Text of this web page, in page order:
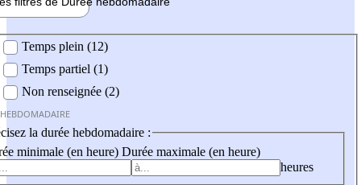
Temps plein (12)
Temps partiel (1)
Non renseignée (2)
la durée hebdomadaire :
minimale (en heure) Durée maximale (en heure)
heures